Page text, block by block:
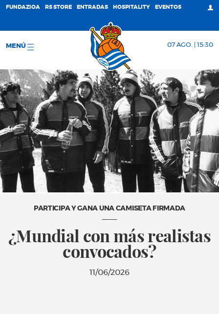
FUNDAZIOA RS STORE ENTRADAS HOSPITALITY EVENTOS
MENÚ 07 AGO. | 15:30
PARTICIPA Y GANA UNA CAMISETA FIRMADA
¿Mundial con más realistas
convocados?
11/06/2026